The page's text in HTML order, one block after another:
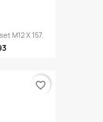
M12 X 157.
favorite_border